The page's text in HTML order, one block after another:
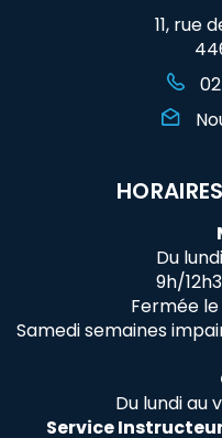
11, rue
Du
9h/
Fermée
Samedi semaines
Du lundi au
Service